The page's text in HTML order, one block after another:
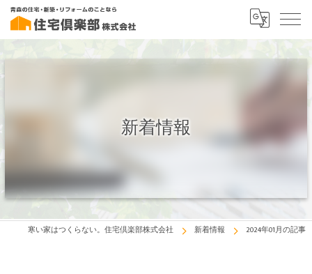
新着情報
寒い家はつくらない。住宅倶楽部株式会社 新着情報 2024年01月の記事